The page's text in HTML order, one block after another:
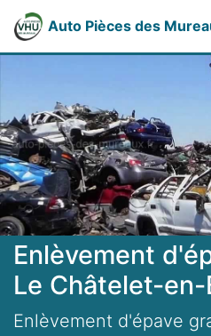
Auto Pièces des
Enlèvement
Le Châtelet-
Enlèvement d'épave